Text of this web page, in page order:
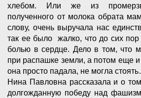
хлебом. Или же из
полученного от молока обрата
слову, очень выручала нас
так ее было жалко, что до сих
болью в сердце. Дело в том, что
при распашке земли, а потом еще
она просто падала, не могла
Нина Павловна рассказала и о
долгожданную победу над